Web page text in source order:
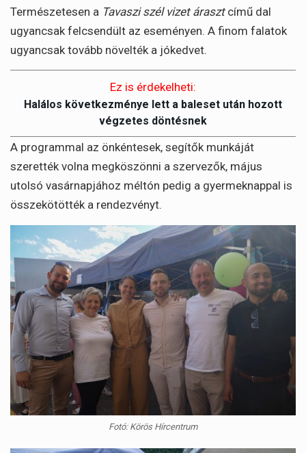
Természetesen a Tavaszi szél vizet árasztcímű dal
ugyancsak felcsendült az eseményen. A finom falatok
ugyancsak tovább növelték a jókedvet.
Ez is érdekelheti:
Halálos következménye lett a baleset után hozott
végzetes döntésnek
A programmal az önkéntesek, segítők munkáját
szerették volna megköszönni a szervezők, május
utolsó vasárnapjához méltón pedig a gyermeknappal is
összekötötték a rendezvényt.
Fotó: Körös Hírcentrum